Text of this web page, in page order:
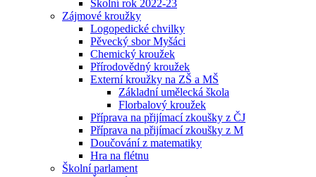
Školní rok 2022-23
Zájmové kroužky
Logopedické chvilky
Pěvecký sbor Myšáci
Chemický kroužek
Přírodovědný kroužek
Externí kroužky na ZŠ a MŠ
Základní umělecká škola
Florbalový kroužek
Příprava na přijímací zkoušky z ČJ
Příprava na přijímací zkoušky z M
Doučování z matematiky
Hra na flétnu
Školní parlament